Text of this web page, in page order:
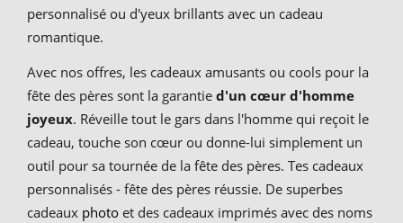
personnalisé ou d'yeux brillants avec un cadeau
romantique.
Avec nos offres, les cadeaux amusants ou cools pour la
fête des pères sont la garantie d'un cœur d'homme
joyeux. Réveille tout le gars dans l'homme qui reçoit le
cadeau, touche son cœur ou donne-lui simplement un
outil pour sa tournée de la fête des pères. Tes cadeaux
personnalisés - fête des pères réussie. De superbes
cadeaux photo et des cadeaux imprimés avec des noms